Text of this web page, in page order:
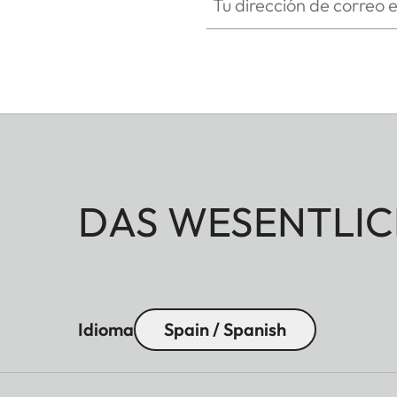
DAS
Idioma Spain / Spanish